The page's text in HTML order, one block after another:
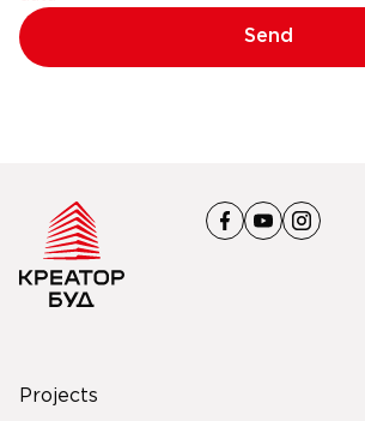
Send
Projects